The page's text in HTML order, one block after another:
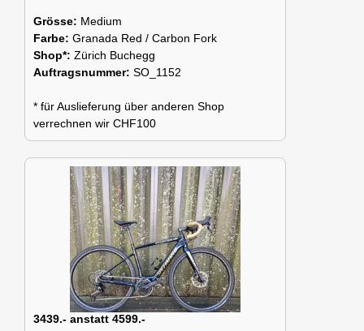
Grösse: Medium
Farbe: Granada Red / Carbon Fork
Shop*: Zürich Buchegg
Auftragsnummer: SO_1152
* für Auslieferung über anderen Shop
verrechnen wir CHF100
3439.- anstatt 4599.-